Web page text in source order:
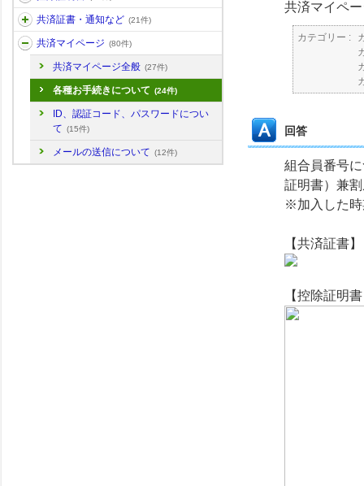
共済証書・通知など (21件)
共済マイページ (80件)
共済マイページ全般 (27件)
各種お手続きについて (24件)
ID、認証コード、パスワードについ
て (15件)
メールの送信について (12件)
共済マイペ
カテゴリー :
回答
組合員番号
証明書）兼
※加入した時
【共済証書】
【控除証明